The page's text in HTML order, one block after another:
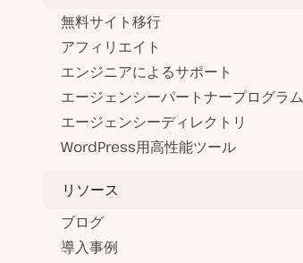
無料サイト移行
アフィリエイト
エンジニアによるサポート
エージェンシーパートナープログラム
エージェンシーディレクトリ
WordPress用高性能ツール
リソース
ブログ
導入事例